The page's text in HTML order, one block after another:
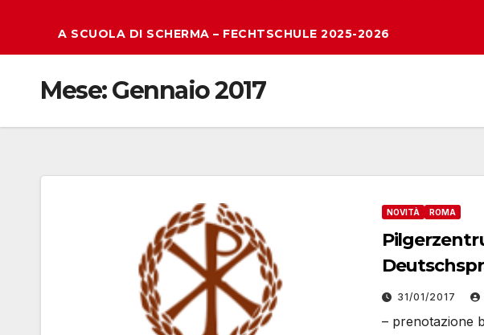
A SCUOLA DI SCHERMA – FECHTSCHULE 2025-2026
Mese:Gennaio 2017
NOVITÀ ROMA
31/01/2017
– prenotazione